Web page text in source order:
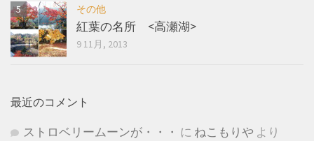
その他
紅葉の名所 <高瀬湖>
9 11月, 2013
最近のコメント
ストロベリームーンが・・・ に ねこもりや より